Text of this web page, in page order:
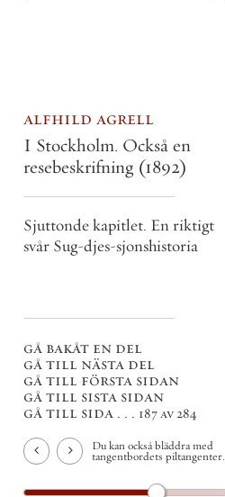
alfhild agrell
I Stockholm. Också en
resebeskrifning (1892)
Sjuttonde kapitlet. En riktigt
svår Sug-djes-sjonshistoria
gå bakåt en del
gå till nästa del
gå till första sidan
gå till sista sidan
gå till sida . . . 187 av 284
Du kan också bläddra med
tangentbordets piltangenter.